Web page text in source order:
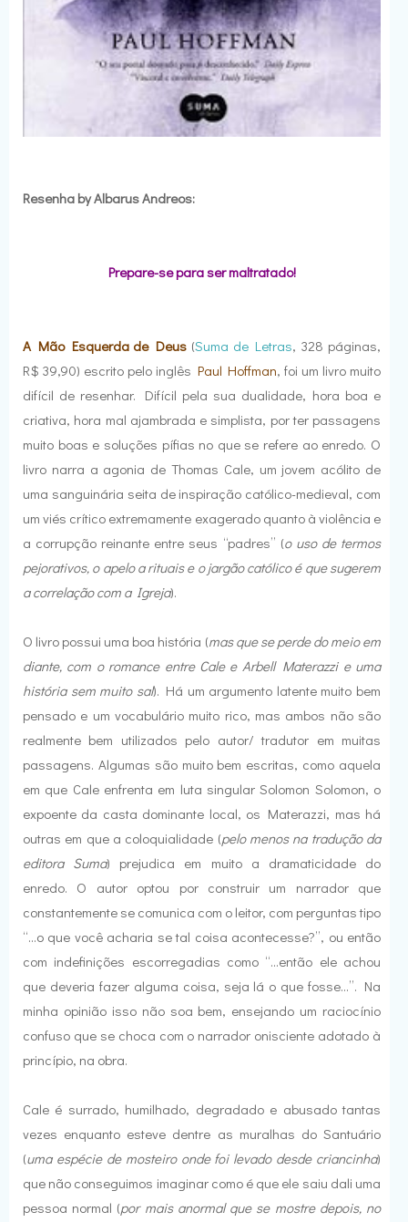
Resenha by Albarus Andreos:
Prepare-se para ser maltratado!
A Mão Esquerda de Deus (Suma de Letras, 328 páginas,
R$ 39,90) escrito pelo inglês Paul Hoffman, foi um livro muito
difícil de resenhar. Difícil pela sua dualidade, hora boa e
criativa, hora mal ajambrada e simplista, por ter passagens
muito boas e soluções pífias no que se refere ao enredo. O
livro narra a agonia de Thomas Cale, um jovem acólito de
uma sanguinária seita de inspiração católico-medieval, com
um viés crítico extremamente exagerado quanto à violência e
a corrupção reinante entre seus “padres” (o uso de termos
pejorativos, o apelo a rituais e o jargão católico é que sugerem
a correlação com a Igreja).
O livro possui uma boa história (mas que se perde do meio em
diante, com o romance entre Cale e Arbell Materazzi e uma
história sem muito sal). Há um argumento latente muito bem
pensado e um vocabulário muito rico, mas ambos não são
realmente bem utilizados pelo autor/ tradutor em muitas
passagens. Algumas são muito bem escritas, como aquela
em que Cale enfrenta em luta singular Solomon Solomon, o
expoente da casta dominante local, os Materazzi, mas há
outras em que a coloquialidade (pelo menos na tradução da
editora Suma) prejudica em muito a dramaticidade do
enredo. O autor optou por construir um narrador que
constantemente se comunica com o leitor, com perguntas tipo
“...o que você acharia se tal coisa acontecesse?”, ou então
com indefinições escorregadias como “...então ele achou
que deveria fazer alguma coisa, seja lá o que fosse...”. Na
minha opinião isso não soa bem, ensejando um raciocínio
confuso que se choca com o narrador onisciente adotado à
princípio, na obra.
Cale é surrado, humilhado, degradado e abusado tantas
vezes enquanto esteve dentre as muralhas do Santuário
(uma espécie de mosteiro onde foi levado desde criancinha)
que não conseguimos imaginar como é que ele saiu dali uma
pessoa normal (por mais anormal que se mostre depois, no